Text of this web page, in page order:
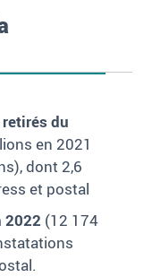
du
en 2021
dont 2,6
et postal
2022 (12 174